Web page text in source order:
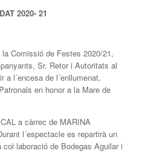
2020- 21
Comissió de Festes 2020/21,
Sr. Retor i Autoritats al
a l´encesa de l´enllumenat,
en honor a la Mare de
a càrrec de MARINA
l´espectacle es repartirà un
de Bodegas Aguilar i